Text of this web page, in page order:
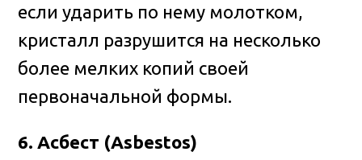
если ударить по нему молотком,
кристалл разрушится на несколько
более мелких копий своей
первоначальной формы.
6. Асбест (Asbestos)